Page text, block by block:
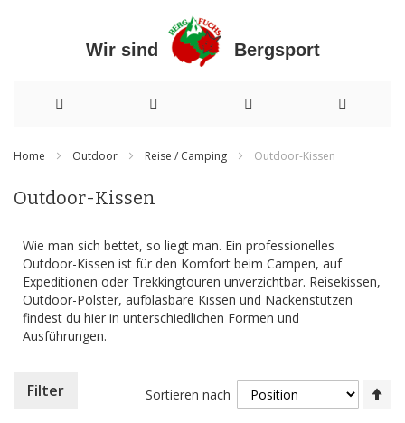
Wir sind Bergsport
Inhalt
Home Outdoor Reise / Camping Outdoor-Kissen
Outdoor-Kissen
Wie man sich bettet, so liegt man. Ein professionelles
Outdoor-Kissen ist für den Komfort beim Campen, auf
Expeditionen oder Trekkingtouren unverzichtbar. Reisekissen,
Outdoor-Polster, aufblasbare Kissen und Nackenstützen
findest du hier in unterschiedlichen Formen und
Ausführungen.
Sortieren nach
Filter